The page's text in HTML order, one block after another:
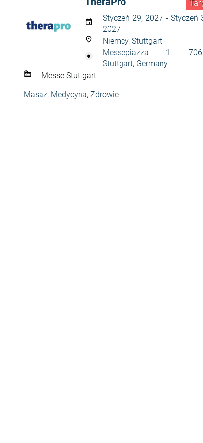
Styczeń 29, 2027 - Styczeń
2027
Niemcy, Stuttgart
Messepiazza 1,
Stuttgart, Germany
Messe Stuttgart
Masaż, Medycyna, Zdrowie